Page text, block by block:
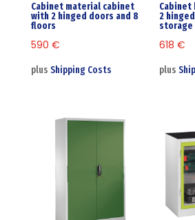
Cabinet material cabinet
with 2 hinged doors and 8
floors
590 €
plus Shipping Costs
Cabinet
2
storage
618€
plus